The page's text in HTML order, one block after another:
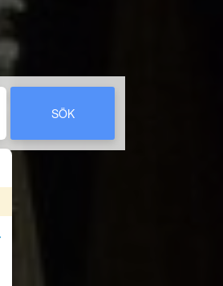
SÖK